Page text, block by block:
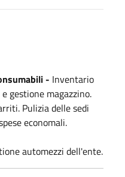
- Inventario
gestione magazzino.
Pulizia delle sedi
economali.
automezzi dell'ente.